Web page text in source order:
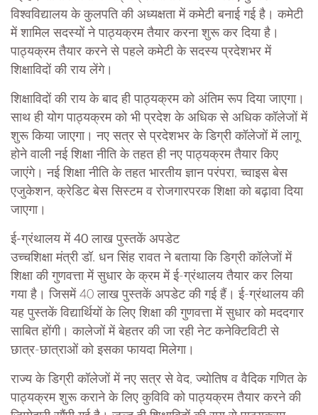
विश्वविद्यालय के कुलपति की अध्यक्षता में कमेटी बनाई गई है। कमेटी
में शामिल सदस्यों ने पाठ्यक्रम तैयार करना शुरू कर दिया है।
पाठ्यक्रम तैयार करने से पहले कमेटी के सदस्य प्रदेशभर में
शिक्षाविदों की राय लेंगे।
शिक्षाविदों की राय के बाद ही पाठ्यक्रम को अंतिम रूप दिया जाएगा।
साथ ही योग पाठ्यक्रम को भी प्रदेश के अधिक से अधिक कॉलेजों में
शुरू किया जाएगा। नए सत्र से प्रदेशभर के डिग्री कॉलेजों में लागू
होने वाली नई शिक्षा नीति के तहत ही नए पाठ्यक्रम तैयार किए
जाएंगे। नई शिक्षा नीति के तहत भारतीय ज्ञान परंपरा, च्वाइस बेस
एजुकेशन, क्रेडिट बेस सिस्टम व रोजगारपरक शिक्षा को बढ़ावा दिया
जाएगा।
ई-ग्रंथालय में 40 लाख पुस्तकें अपडेट
उच्चशिक्षा मंत्री डॉ. धन सिंह रावत ने बताया कि डिग्री कॉलेजों में
शिक्षा की गुणवत्ता में सुधार के क्रम में ई-ग्रंथालय तैयार कर लिया
गया है। जिसमें 40 लाख पुस्तकें अपडेट की गई हैं। ई-ग्रंथालय की
यह पुस्तकें विद्यार्थियों के लिए शिक्षा की गुणवत्ता में सुधार को मददगार
साबित होंगी। कालेजों में बेहतर की जा रही नेट कनेक्टिविटी से
छात्र-छात्राओं को इसका फायदा मिलेगा।
राज्य के डिग्री कॉलेजों में नए सत्र से वेद, ज्योतिष व वैदिक गणित के
पाठ्यक्रम शुरू कराने के लिए कुविवि को पाठ्यक्रम तैयार करने की